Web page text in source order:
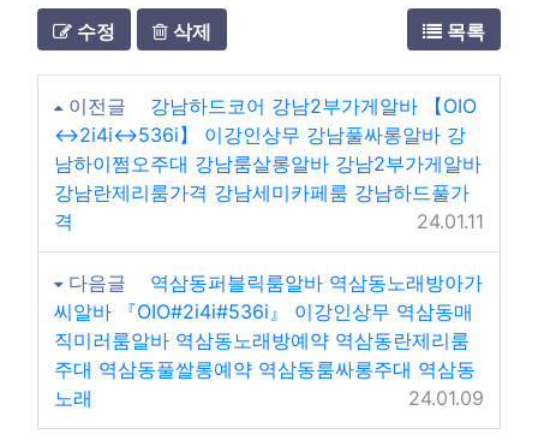
수정 삭제 목록
이전글
강남하드코어 강남2부가게알바 【OIO
↔2i4i↔536i】 이강인상무 강남풀싸롱알바 강
남하이쩜오주대 강남룸살롱알바 강남2부가게알바
강남란제리룸가격 강남세미카페룸 강남하드풀가
격
24.01.11
다음글
역삼동퍼블릭룸알바 역삼동노래방아가
씨알바 『OIO#2i4i#536i』 이강인상무 역삼동매
직미러룸알바 역삼동노래방예약 역삼동란제리룸
주대 역삼동풀쌀롱예약 역삼동룸싸롱주대 역삼동
노래
24.01.09